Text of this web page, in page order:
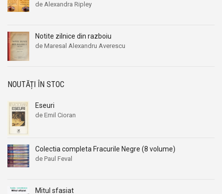
de Alexandra Ripley
Notite zilnice din razboiu
de Maresal Alexandru Averescu
NOUTĂȚI ÎN STOC
Eseuri
de Emil Cioran
Colectia completa Fracurile Negre (8 volume)
de Paul Feval
Mitul sfasiat